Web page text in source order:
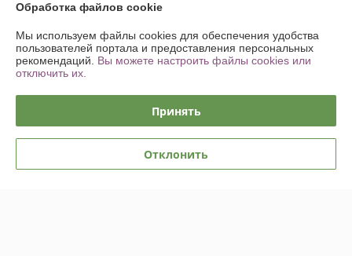
Контакты
Доставка и оплата
Полная версия сайта
Обработка файлов cookie
Мы используем файлы cookies для обеспечения удобства
пользователей портала и предоставления персональных
рекомендаций. Вы можете настроить файлы cookies или
отключить их.
Принять
Отклонить